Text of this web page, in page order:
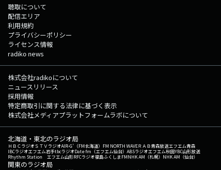
聴取について
配信エリア
利用規約
プライバシーポリシー
ライセンス情報
radiko news
株式会社radikoについて
ニュースリリース
採用情報
特定商取引に関する法律に基づく表示
株式会社メディアプラットフォームラボについて
北海道・東北のラジオ局
ＨＢＣラジオＳＴＶラジオAIR-G'（FM北海道） FM NORTH WAVEＲＡＢ青森放送エフエム青森
IBCラジオエフエム岩手tbcラジオDate fm（エフエム仙台） ABSラジオエフエム秋田YBC山形放送
Rhythm Station エフエム山形RFCラジオ福島ふくしまFMNHK AM（札幌） NHK AM（仙台）
関東のラジオ局